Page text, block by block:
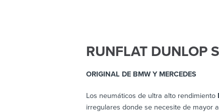
RUNFLAT DUNLOP
ORIGINAL DE BMW Y MERCEDES
Los neumáticos de ultra alto rendimiento
irregulares donde se necesite de mayor